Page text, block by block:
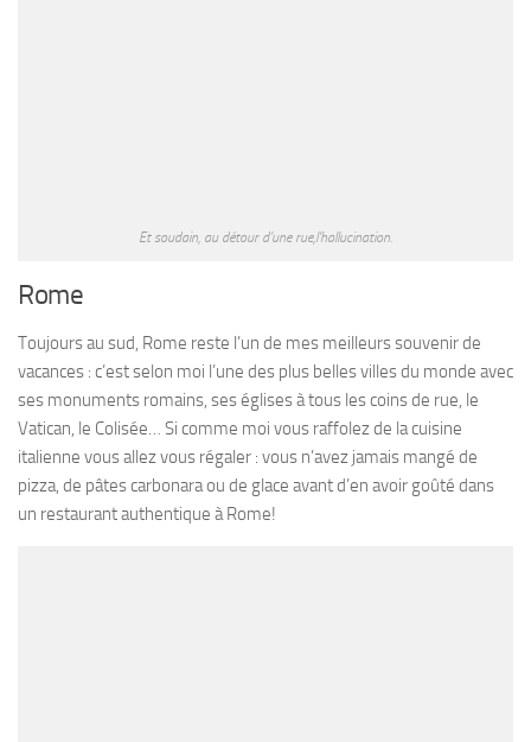
Et soudain, au détour d’une rue,l’hallucination.
Rome
Toujours au sud, Rome reste l’un de mes meilleurs souvenir de
vacances : c’est selon moi l’une des plus belles villes du monde avec
ses monuments romains, ses églises à tous les coins de rue, le
Vatican, le Colisée… Si comme moi vous raffolez de la cuisine
italienne vous allez vous régaler : vous n’avez jamais mangé de
pizza, de pâtes carbonara ou de glace avant d’en avoir goûté dans
un restaurant authentique à Rome!